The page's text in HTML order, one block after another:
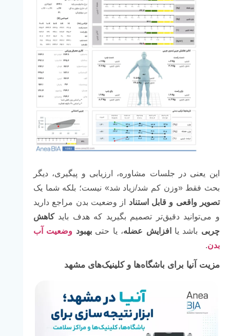
این یعنی در جلسات مشاوره، ارزیابی و پیگیری، دیگر
بحث فقط «وزن کم شد/زیاد شد» نیست؛ بلکه شما یک
تصویر واقعی و قابل استناد از وضعیت بدن مراجع دارید
و می‌توانید دقیق‌تر تصمیم بگیرید که هدف بایدکاهش
چربی باشد یا افزایش عضله، یا حتیبهبود وضعیت آب
بدن.
مزیت آنیا برای باشگاه‌ها و کلینیک‌های مشهد